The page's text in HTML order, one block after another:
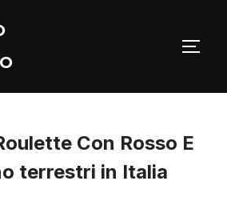
Con Rosso E
terrestri in Italia